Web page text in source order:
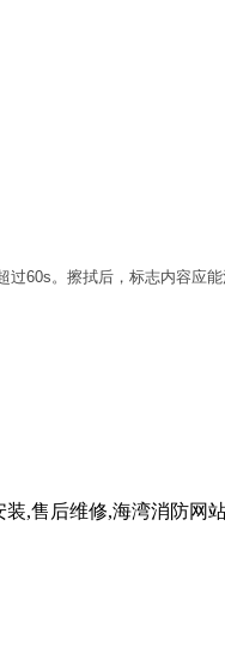
。擦拭后，标志内容应能
,售后维修,海湾消防网站